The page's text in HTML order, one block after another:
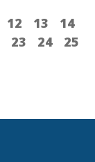
12 13
14
23 24
25